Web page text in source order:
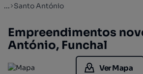
... Santo António
Empreendimentos
António, Funchal
Ver Mapa